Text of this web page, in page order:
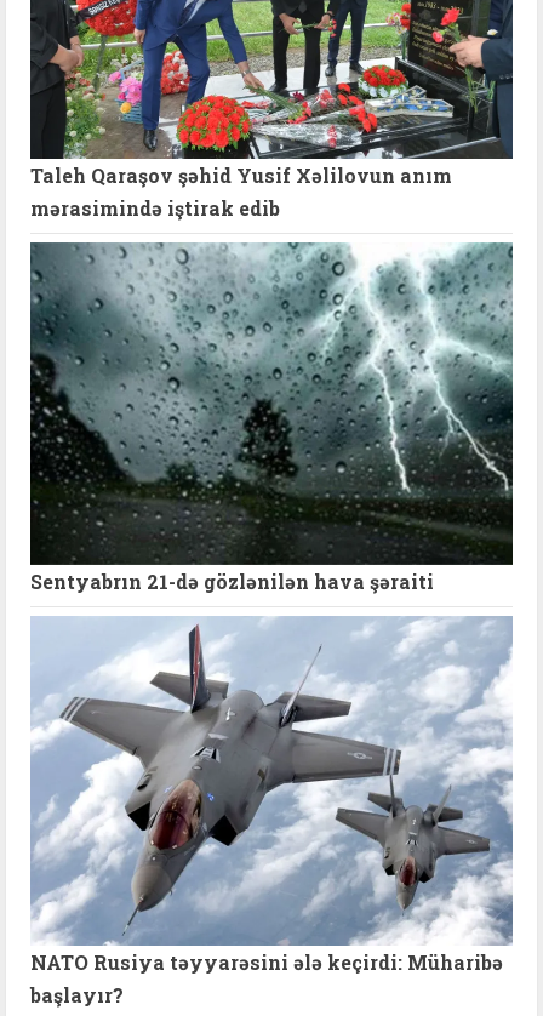
Taleh Qaraşov şəhid Yusif Xəlilovun anım
mərasimində iştirak edib
Sentyabrın 21-də gözlənilən hava şəraiti
NATO Rusiya təyyarəsini ələ keçirdi: Müharibə
başlayır?